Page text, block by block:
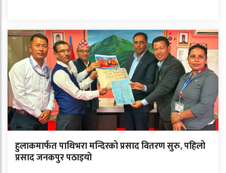
हुलाकमार्फत पाथिभरा मन्दिरको प्रसाद वितरण सुरु, पहिलो
प्रसाद जनकपुर पठाइयो